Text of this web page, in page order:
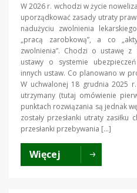
W 2026 r. wchodzi w życie
uporządkować zasady utraty
nadużyciu zwolnienia
„pracą zarobkową”, a co
zwolnienia”. Chodzi o ustawę
ustawy o systemie
innych ustaw. Co planowano w
W uchwalonej 18 grudnia 2025
utrzymany (tutaj omówienie
punktach rozwiązania są jednak
zostały przesłanki utraty
przesłanki przebywania […]
Więcej